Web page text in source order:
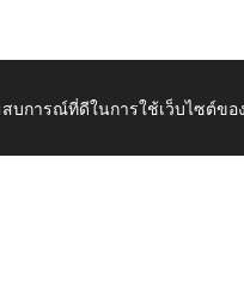
บการณ์ที่ดีในการใช้เว็บไซต์ข